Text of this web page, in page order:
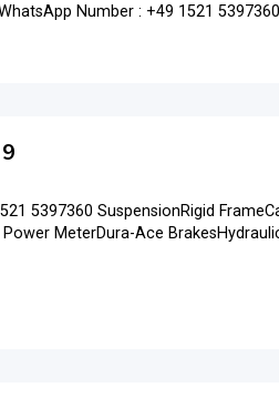
Number : +49 1521 5397360
5397360 SuspensionRigid
MeterDura-Ace